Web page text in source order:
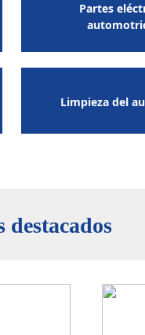
Partes
Limpieza del
destacados